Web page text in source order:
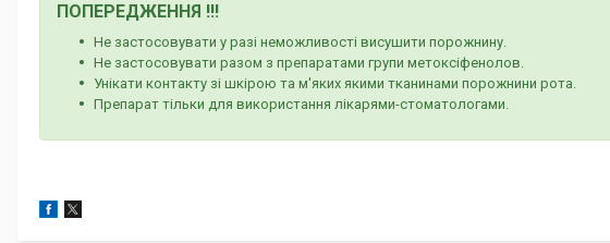
ПОПЕРЕДЖЕННЯ !!!
Не застосовувати у разі неможливості висушити порожнину.
Не застосовувати разом з препаратами групи метоксіфенолов.
Унікати контакту зі шкірою та м'яких якими тканинами порожнини рота.
Препарат тільки для використання лікарями-стоматологами.